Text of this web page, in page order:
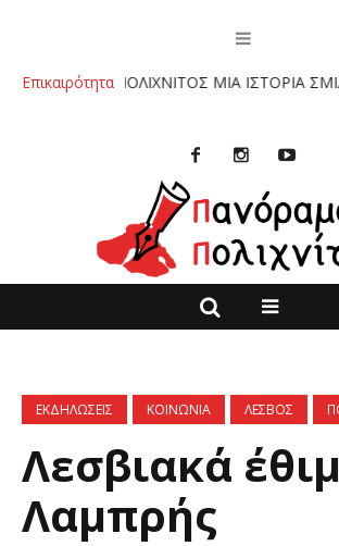
ΕπικαιρότηταΜΙΑ ΙΣΤΟΡΙΑ ΣΜΙΛΕΜΕΝΗ
ΕΚΔΗΛΩΣΕΙΣ ΚΟΙΝΩΝΙΑ ΛΕΣΒΟΣ
Λεσβιακά
Λαμπρής